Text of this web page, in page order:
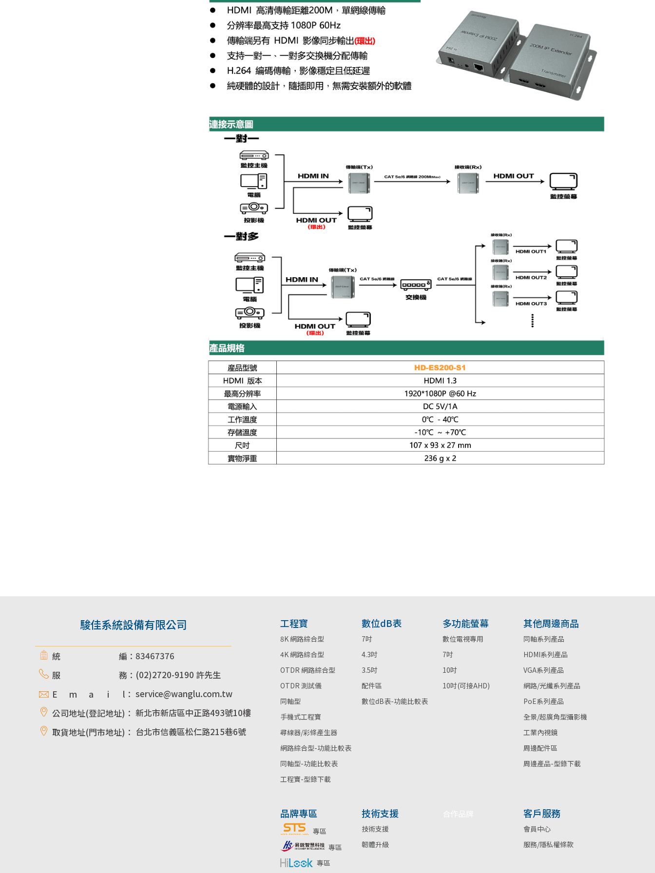
駿佳系統設備有限公司
統 編： 83467376
服 務： (02)2720-9190 許先生
E m a i l： service@wanglu.com.tw
公司地址(登記地址)： 新北市新店區中正路493號10樓
取貨地址(門市地址)： 台北市信義區松仁路215巷6號
工程寶
8K 網路綜合型
4K 網路綜合型
OTDR 網路綜合型
OTDR 測試儀
同軸型
手機式工程寶
尋線器/彩條產生器
網路綜合型-功能比較表
同軸型-功能比較表
工程寶-型錄下載
數位dB表
7吋
4.3吋
3.5吋
配件區
數位dB表-功能比較表
多功能螢幕
數位電視專用
7吋
10吋
10吋(可接AHD)
其他周邊商品
同軸系列產品
HDMI系列產品
VGA系列產品
網路/光纖系列產品
PoE系列產品
全景/超廣角型攝影機
工業內視鏡
周邊配件區
周邊產品-型錄下載
品牌專區
專區
專區
專區
技術支援
技術支援
韌體升級
客戶服務
會員中心
服務/隱私權條款